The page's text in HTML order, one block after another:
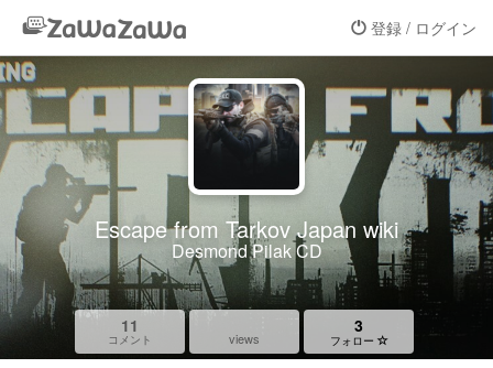
登録 / ログイン
Escape from Tarkov Japan wiki
Desmond Pilak CD
11
コメント views
3
フォロー